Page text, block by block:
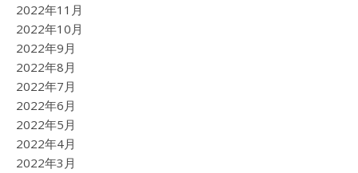
2022年11月
2022年10月
2022年9月
2022年8月
2022年7月
2022年6月
2022年5月
2022年4月
2022年3月